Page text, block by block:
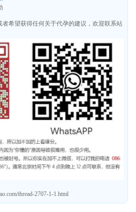
希望获得任何关于代孕的建议，欢迎联系站
thread-2707-1-1.html